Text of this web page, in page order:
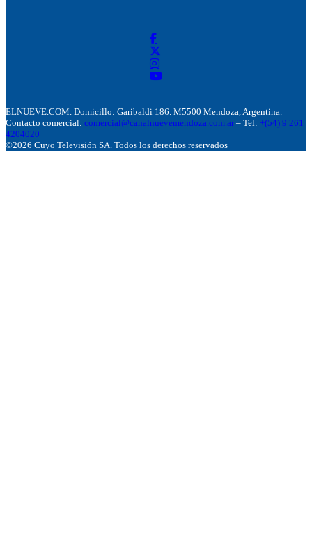
ELNUEVE.COM. Domicillo: Garibaldi 186. M5500 Mendoza, Argentina.
Contacto comercial: comercial@canalnuevemendoza.com.ar – Tel: +(54) 9 261
4204020
©2026 Cuyo Televisión SA. Todos los derechos reservados